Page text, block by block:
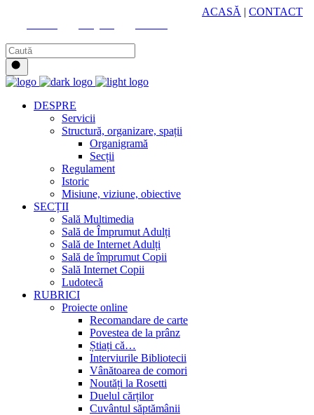
ACASĂ | CONTACT
DESPRE
Servicii
Structură, organizare, spații
Organigramă
Secții
Regulament
Istoric
Misiune, viziune, obiective
SECȚII
Sală Multimedia
Sală de Împrumut Adulți
Sală de Internet Adulți
Sală de împrumut Copii
Sală Internet Copii
Ludotecă
RUBRICI
Proiecte online
Recomandare de carte
Povestea de la prânz
Știați că…
Interviurile Bibliotecii
Vânătoarea de comori
Noutăți la Rosetti
Duelul cărților
Cuvântul săptămânii